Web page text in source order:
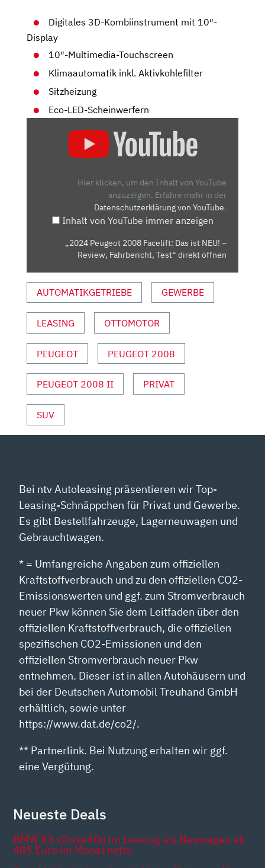
Digitales 3D-Kombiinstrument mit 10″-
Display
10″-Multimedia-Touchscreen
Klimaautomatik inkl. Aktivkohlefilter
Sitzheizung
Eco-LED-Scheinwerfern
FAHRBERICHT,
VON
YOUTUBE
Hier klicken, um den Inhalt von YouTube
anzuzeigen. Erfahre mehr in der
Datenschutzerklärung von YouTube.
Inhalt von YouTube immer anzeigen
„2024 Peugeot 2008 Facelift: Das ist NEU! –
Review, Fahrbericht, Test“ direkt öffnen
AUTOMATIKGETRIEBE GEWERBE
LEASING OTTOMOTOR
PEUGEOT PEUGEOT 2008
PEUGEOT 2008 II PRIVAT
SUV
Bei ntv Autoleasing präsentieren wir Top-
Leasing-Schnäppchen für Privat und Gewerbe.
Es gibt Bestellfahrzeuge, Lagerneuwagen und
Gebrauchtwagen.
* = Umfangreiche Angaben zum offiziellen
Kraftstoffverbrauch und zu den offiziellen CO2-
Emissionswerten und ggf. zum Stromverbrauch
neuer Pkw können Sie dem Leitfaden über den
offiziellen Kraftstoffverbrauch, die offiziellen
spezifischen CO2-Emissionen und den
offiziellen Stromverbrauch neuer Pkw
entnehmen. Dieser ist in allen Autohäusern und
bei der Deutschen Automobil Treuhand GmbH
erhältlich, sowie unter
https://www.dat.de/co2/.
** Partnerlink. Bei Nutzung erhalten wir ggf.
eine Vergütung.
Neueste Deals
BMW X3 xDrive40d im Leasing als Neuwagen ab
485 Euro im Monat netto